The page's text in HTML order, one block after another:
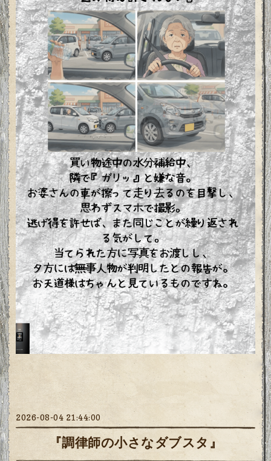
2026-08-04 21:44:00
『調律師の小さなダブスタ』